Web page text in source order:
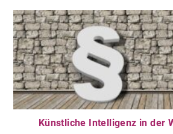
Künstliche Intelligenz in der